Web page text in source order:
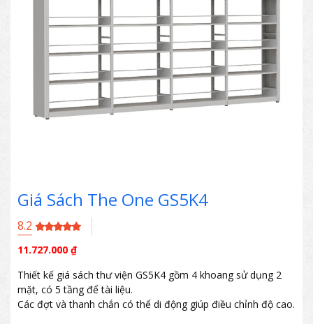
Giá Sách The One GS5K4
8.2
11.727.000 ₫
Thiết kế giá sách thư viện GS5K4 gồm 4 khoang sử dụng 2
mặt, có 5 tầng để tài liệu.
Các đợt và thanh chắn có thể di động giúp điều chỉnh độ cao.